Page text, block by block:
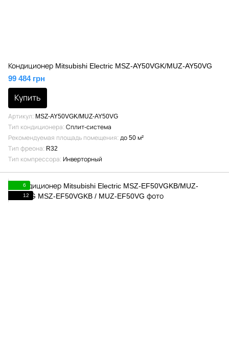
Кондиционер Mitsubishi Electric MSZ-AY50VGK/MUZ-AY50VG
99 484 грн
Купить
Артикул
MSZ-AY50VGK/MUZ-AY50VG
Тип кондиционера Сплит-система
Рекомендуемая площадь помещения до 50 м²
Тип фреона
R32
Тип компрессора Инверторный
6
12